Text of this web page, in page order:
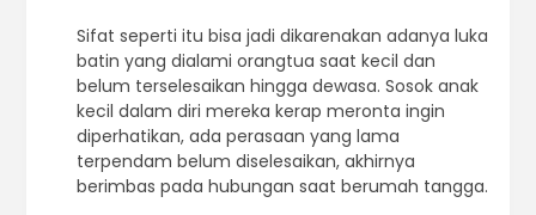
Sifat seperti itu bisa jadi dikarenakan adanya luka
batin yang dialami orangtua saat kecil dan
belum terselesaikan hingga dewasa. Sosok anak
kecil dalam diri mereka kerap meronta ingin
diperhatikan, ada perasaan yang lama
terpendam belum diselesaikan, akhirnya
berimbas pada hubungan saat berumah tangga.